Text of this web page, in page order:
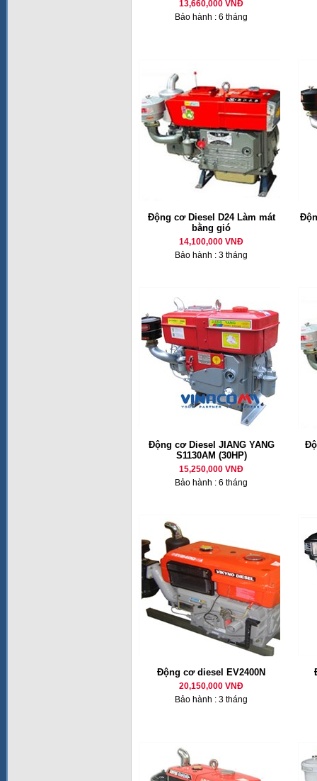
13,660,000 VNĐ
Bảo hành : 6 tháng
Động cơ Diesel D24 Làm mát
bằng gió
14,100,000 VNĐ
Bảo hành : 3 tháng
Động cơ Diesel JIANG YANG
S1130AM (30HP)
15,250,000 VNĐ
Bảo hành : 6 tháng
Động cơ diesel EV2400N
20,150,000 VNĐ
Bảo hành : 3 tháng